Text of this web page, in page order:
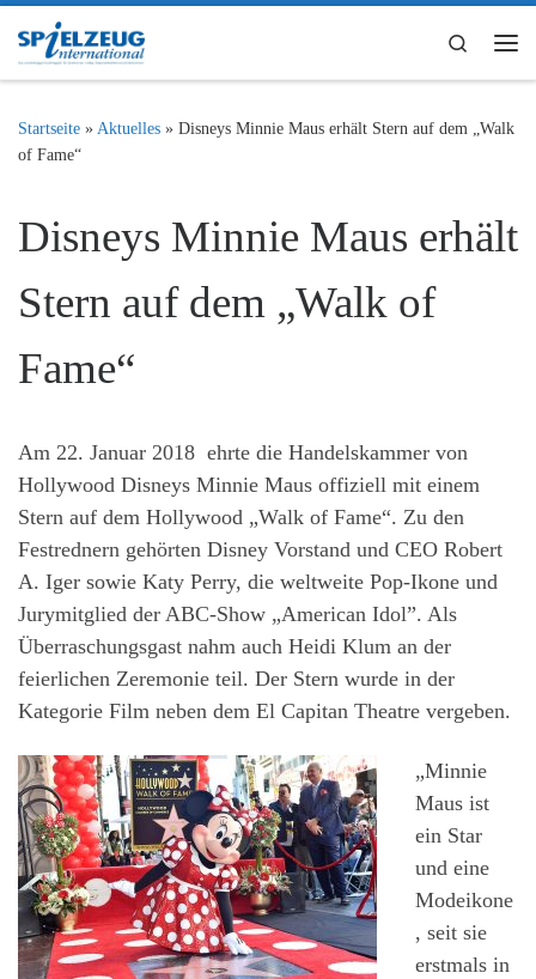
Zum Inhalt springen
Search
Startseite » Aktuelles » Disneys Minnie Maus erhält Stern auf dem „Walk
of Fame“
Disneys Minnie Maus erhält
Stern auf dem „Walk of
Fame“
Am 22. Januar 2018 ehrte die Handelskammer von
Hollywood Disneys Minnie Maus offiziell mit einem
Stern auf dem Hollywood „Walk of Fame“. Zu den
Festrednern gehörten Disney Vorstand und CEO Robert
A. Iger sowie Katy Perry, die weltweite Pop-Ikone und
Jurymitglied der ABC-Show „American Idol”. Als
Überraschungsgast nahm auch Heidi Klum an der
feierlichen Zeremonie teil. Der Stern wurde in der
Kategorie Film neben dem El Capitan Theatre vergeben.
„Minnie
Maus ist
ein Star
und eine
Modeikone
, seit sie
erstmals in